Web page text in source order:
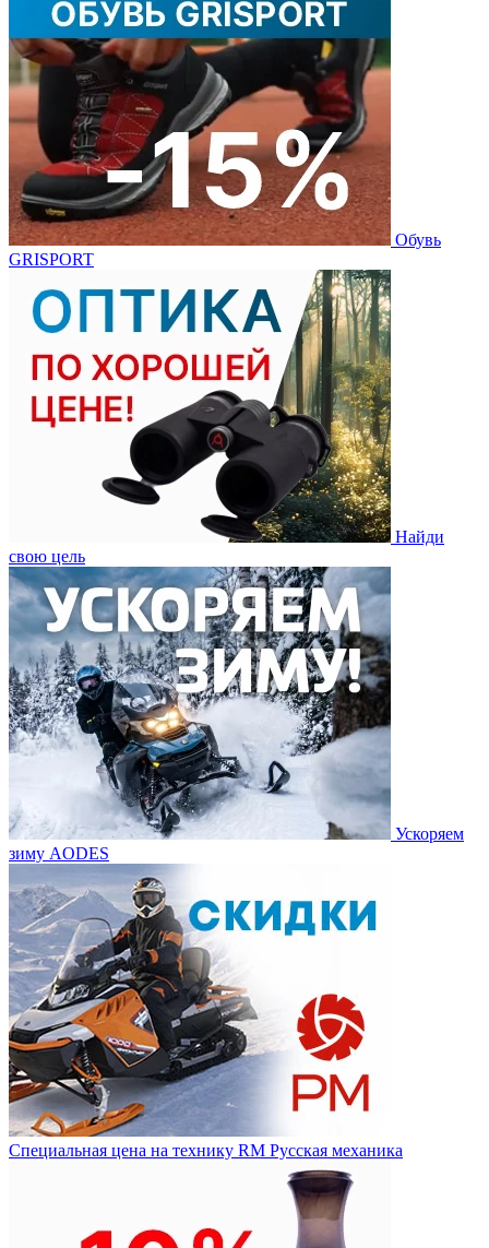
Обувь
GRISPORT
Найди
свою цель
Ускоряем
зиму AODES
Специальная цена на технику RM Русская механика